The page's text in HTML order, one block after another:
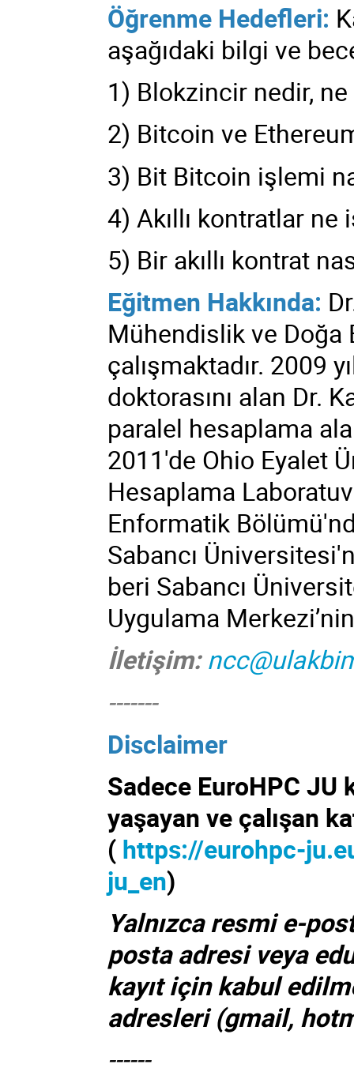
Öğrenme Hedefleri:
aşağıdaki bilgi ve
1) Blokzincir nedir,
2) Bitcoin ve
3) Bit Bitcoin işlemi
4) Akıllı kontratlar ne
5) Bir akıllı kontrat
Eğitmen Hakkında:
Mühendislik ve
çalışmaktadır. 2009
doktorasını alan Dr.
paralel hesaplama
2011'de Ohio Eyalet
Hesaplama
Enformatik
Sabancı
beri Sabancı
Uygulama
İletişim:
-------
Disclaimer
Sadece EuroHPC JU
yaşayan ve çalışan
( https://eurohpc-
ju_en)
Yalnızca resmi e-
posta adresi veya
kayıt için kabul
adresleri (gmail,
------